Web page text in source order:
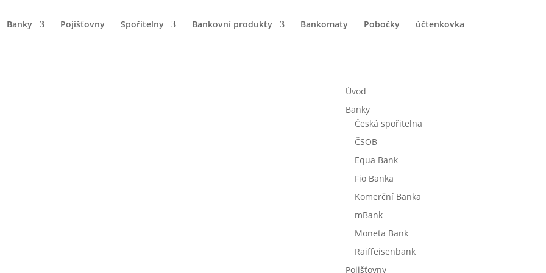
Banky Pojišťovny Spořitelny Bankovní produkty Bankomaty Pobočky účtenkovka
Úvod
Banky
Česká spořitelna
ČSOB
Equa Bank
Fio Banka
Komerční Banka
mBank
Moneta Bank
Raiffeisenbank
Pojišťovny